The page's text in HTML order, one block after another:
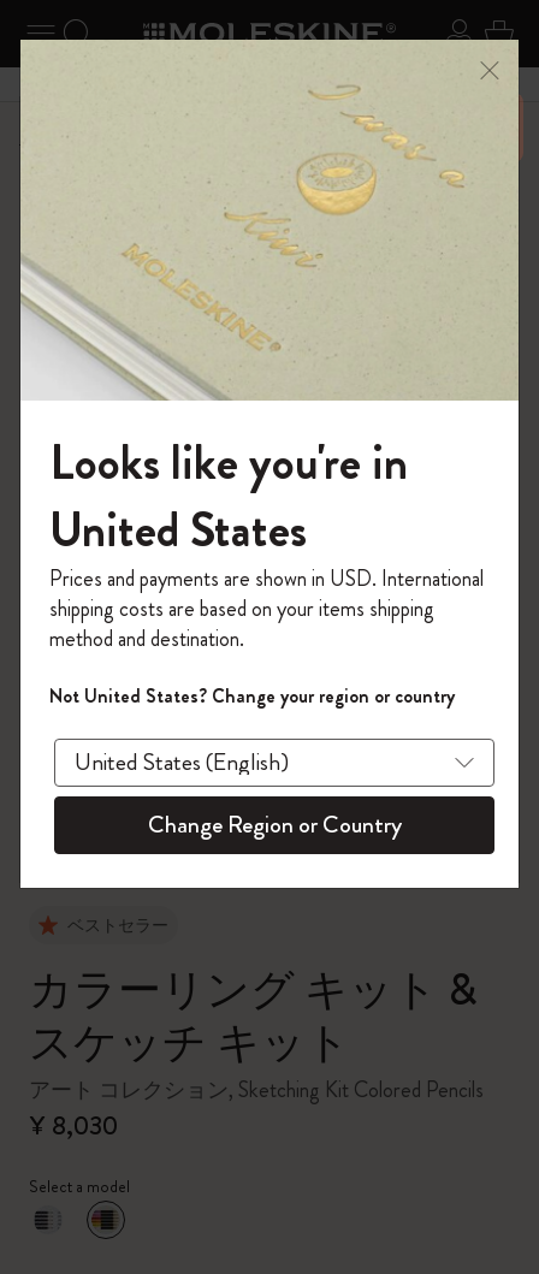
ナビゲーションの切替 ログ
検索 (キーワードなど) カ
6,500円以上のご購入で送料無料 メニ
ーを閉じる
ショップ スケッチ
ベストセラー
カラーリング キット &
スケッチ キット
アート コレクション, Sketching Kit Colored Pencils
¥ 8,030
Select a model
選択済
* 選択したカラー
モレスキンの世界へようこそ
「WELCOME10」を入力すると、初回注
文が10%オフ＋送料無料になります。セ
ール・アウトレット品は適用外。
Moleskineアカウントを作成して限定オフ
ァーや会員特典、さらに多くのインスピ
レーションを手に入れましょう。
今すぐ会員登録 !
Looks like you're in
United States
Prices and payments are shown in USD. International
shipping costs are based on your items shipping
method and destination.
Not United States? Change your region or country
Change Region or Country